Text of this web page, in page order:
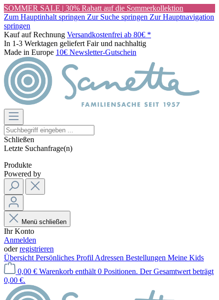
SOMMER SALE | 30% Rabatt auf die Sommerkollektion
Zum Hauptinhalt springen Zur Suche springen Zur Hauptnavigation
springen
Kauf auf Rechnung Versandkostenfrei ab 80€ *
In 1-3 Werktagen geliefert Fair und nachhaltig
Made in Europe 10€ Newsletter-Gutschein
Schließen
Letzte Suchanfrage(n)
Produkte
Powered by
Menü schließen
Ihr Konto
Anmelden
oderregistrieren
Übersicht Persönliches Profil Adressen Bestellungen Meine Kids
0,00 € Warenkorb enthält 0 Positionen. Der Gesamtwert beträgt
0,00 €.